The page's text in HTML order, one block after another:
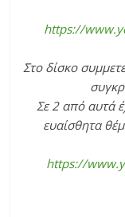
https://
Στο δίσκο
Σε 2 από αυτά
ευαίσθητα
https://